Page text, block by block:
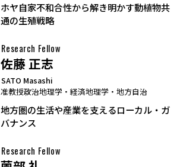
ホヤ自家不和合性から解き明かす動植物共
通の生殖戦略
Research Fellow
佐藤 正志
SATO Masashi
准教授政治地理学・経済地理学・地方自治
地方圏の生活や産業を支えるローカル・ガ
バナンス
Research Fellow